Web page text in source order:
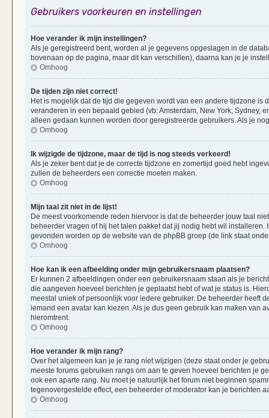
Gebruikers voorkeuren en instellingen
Hoe verander ik mijn instellingen?
Als je geregistreerd bent, worden al je gegevens opgeslagen in de
bovenaan op de pagina, maar dit kan verschillen), daarna kan je je
Omhoog
De tijden zijn niet correct!
Het is mogelijk dat de tijd die gegeven wordt van een andere tijdzone
veranderen in een bepaald gebied (vb: Amsterdam, New York, Sydney,
alleen gedaan kunnen worden door geregistreerde gebruikers. Als je
Omhoog
Ik wijzigde de tijdzone, maar de tijd is nog steeds verkeerd!
Als je zeker bent dat je de correcte tijdzone en zomertijd goed hebt
zullen de beheerders een correctie moeten maken.
Omhoog
Mijn taal zit niet in de lijst!
De meest voorkomende reden hiervoor is dat de beheerder jouw taal
beheerder vragen of hij het talen pakket dat jij nodig hebt wil
gevonden worden op de website van de phpBB groep (de link staat
Omhoog
Hoe kan ik een afbeelding onder mijn gebruikersnaam plaatsen?
Er kunnen 2 afbeeldingen onder een gebruikersnaam staan als je
die aangeven hoeveel berichten je geplaatst hebt of wat je status is.
meestal uniek of persoonlijk voor iedere gebruiker. De beheerder heeft
iemand een avatar kan kiezen. Als je dus geen gebruik kan maken van
hieromtrent.
Omhoog
Hoe verander ik mijn rang?
Over het algemeen kan je je rang niet wijzigen (deze staat onder je
meeste forums gebruiken rangs om aan te geven hoeveel berichten je
ook een aparte rang. Nu moet je natuurlijk het forum niet beginnen
tegenovergestelde effect, een beheerder of moderator kan je berichten
Omhoog